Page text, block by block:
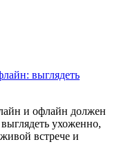
выглядеть
и офлайн должен
ухоженно,
встрече и